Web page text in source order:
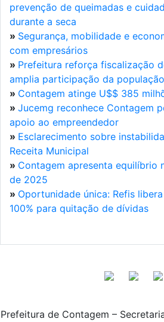
prevenção de queimadas e
durante a seca
» Segurança, mobilidade e
com empresários
» Prefeitura reforça fiscalização
amplia participação da
» Contagem atinge U$$ 385
» Jucemg reconhece Contagem
apoio ao empreendedor
» Esclarecimento sobre
Receita Municipal
» Contagem apresenta equilíbrio
de 2025
» Oportunidade única: Refis
100% para quitação de dívidas
Prefeitura de Contagem –